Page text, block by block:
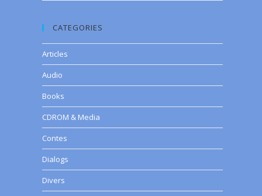
CATEGORIES
Articles
Audio
Books
CDROM & Media
Contes
Dialogs
Divers